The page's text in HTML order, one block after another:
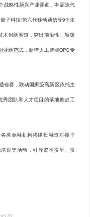
战略性新兴产业赛道，本届迭代
子科技/第六代移动通信等9个未
术创新赛道，突出前沿性、颠覆
业新范式，新增人工智能OPC专
省赛，联动国家级高新区依托主
秀团队和人才项目的落地推进工
类金融机构搭建投融资对接平
训等活动，引导资本投早、投